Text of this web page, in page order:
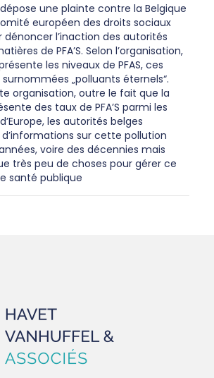
une plainte contre la Belgique
européen des droits sociaux
dénoncer l’inaction des autorités
de PFA’S. Selon l’organisation,
les niveaux de PFAS, ces
„polluants éternels“.
organisation, outre le fait que la
des taux de PFA’S parmi les
les autorités belges
sur cette pollution
voire des décennies mais
très peu de choses pour gérer ce
santé publique